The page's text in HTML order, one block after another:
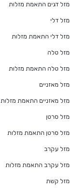
מזל דגים התאמת מזלות
מזל דלי
מזל דלי התאמת מזלות
מזל טלה
מזל טלה התאמת מזלות
מזל מאזניים
מזל מאזניים התאמת מזלות
מזל סרטן
מזל סרטן התאמת מזלות
מזל עקרב
מזל עקרב התאמת מזלות
מזל קשת